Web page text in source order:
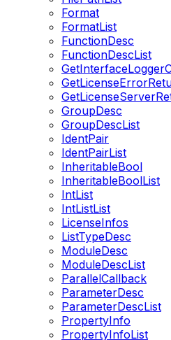
Format
FormatList
FunctionDesc
FunctionDescList
GroupDesc
GroupDescList
IdentPair
IdentPairList
InheritableBool
InheritableBoolList
IntList
IntListList
LicenseInfos
ListTypeDesc
ModuleDesc
ModuleDescList
ParallelCallback
ParameterDesc
ParameterDescList
PropertyInfo
PropertyInfoList